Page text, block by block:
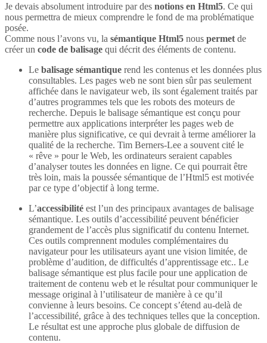
Je devais absolument introduire par des notions en Html5. Ce qui
nous permettra de mieux comprendre le fond de ma problématique
posée.
Comme nous l’avons vu, la sémantique Html5 nous permet de
créer un code de balisage qui décrit des éléments de contenu.
Le balisage sémantique rend les contenus et les données plus
consultables. Les pages web ne sont bien sûr pas seulement
affichée dans le navigateur web, ils sont également traités par
d’autres programmes tels que les robots des moteurs de
recherche. Depuis le balisage sémantique est conçu pour
permettre aux applications interpréter les pages web de
manière plus significative, ce qui devrait à terme améliorer la
qualité de la recherche. Tim Berners-Lee a souvent cité le
« rêve » pour le Web, les ordinateurs seraient capables
d’analyser toutes les données en ligne. Ce qui pourrait être
très loin, mais la poussée sémantique de l’Html5 est motivée
par ce type d’objectif à long terme.
L’accessibilité est l’un des principaux avantages de balisage
sémantique. Les outils d’accessibilité peuvent bénéficier
grandement de l’accès plus significatif du contenu Internet.
Ces outils comprennent modules complémentaires du
navigateur pour les utilisateurs ayant une vision limitée, de
problème d’audition, de difficultés d’apprentissage etc.. Le
balisage sémantique est plus facile pour une application de
traitement de contenu web et le résultat pour communiquer le
message original à l’utilisateur de manière à ce qu’il
convienne à leurs besoins. Ce concept s’étend au-delà de
l’accessibilité, grâce à des techniques telles que la conception.
Le résultat est une approche plus globale de diffusion de
contenu.